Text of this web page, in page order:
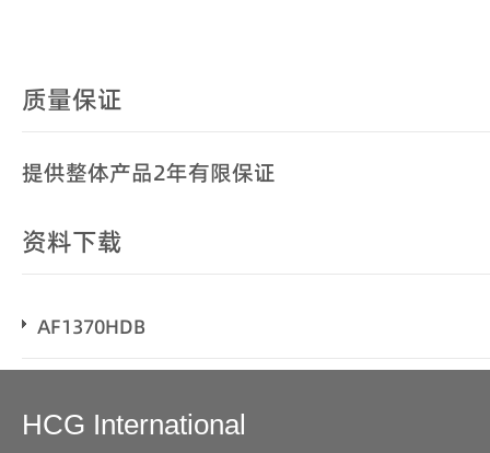
质量保证
提供整体产品2年有限保证
资料下载
AF1370HDB
HCG International